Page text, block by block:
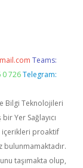
Teams:
0 726 Telegram:
Bilgi Teknolojileri
Yer Sağlayıcı
içerikleri proaktif
bulunmamaktadır.
taşımakta olup,